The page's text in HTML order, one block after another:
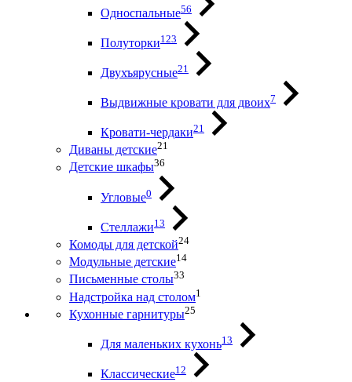
Односпальные56
Полуторки123
Двухъярусные21
Выдвижные кровати для двоих7
Кровати-чердаки21
Диваны детские21
Детские шкафы36
Угловые0
Стеллажи13
Комоды для детской24
Модульные детские14
Письменные столы33
Надстройка над столом1
Кухонные гарнитуры25
Для маленьких кухонь13
Классические12